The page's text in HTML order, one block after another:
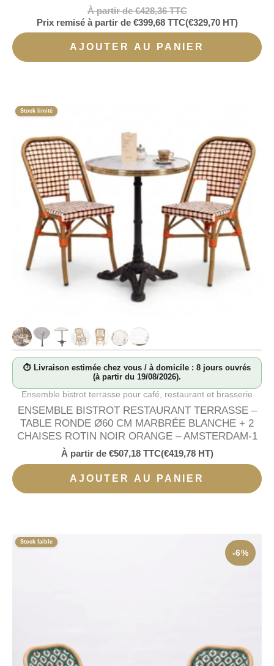
À partir de€428,36TTC
Prix remisé à partir de €399,68TTC(€329,70HT)
AJOUTER AU PANIER
⏱ Livraison estimée chez vous / à domicile : 8 jours ouvrés
(à partir du 19/08/2026).
Stock limité
Ensemble bistrot terrasse pour café, restaurant et brasserie
ENSEMBLE BISTROT RESTAURANT TERRASSE –
TABLE RONDE Ø60 CM MARBRÉE BLANCHE + 2
CHAISES ROTIN NOIR ORANGE – AMSTERDAM-1
À partir de €507,18TTC(€419,78HT)
AJOUTER AU PANIER
-6%
Stock faible